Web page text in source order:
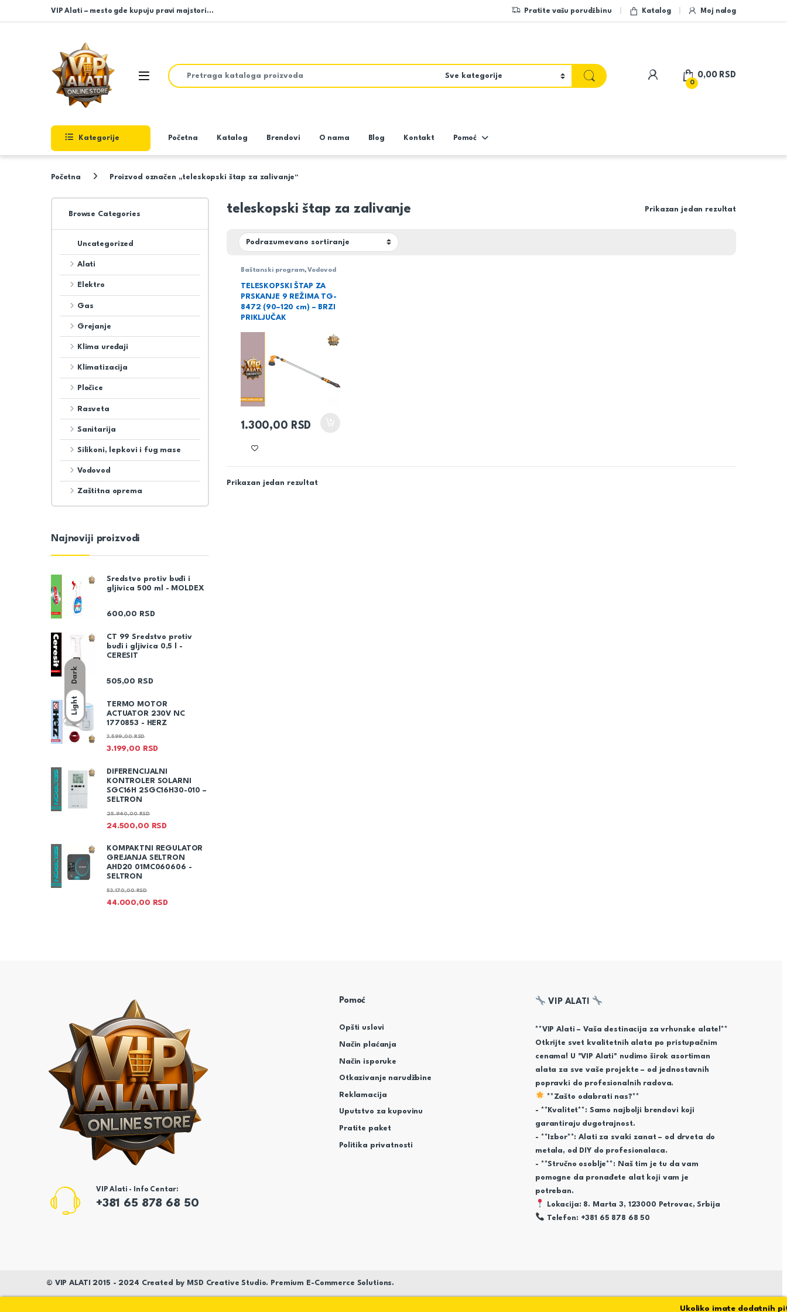
Dark
Light
Skip to navigation
Skip to content
VIP Alati – mesto gde kupuju pravi majstori… Pratite vašu porudžbinu Katalog Moj nalog
Open
Search for:
My Account
0
0,00 RSD
Kategorije Početna Katalog Brendovi O nama Blog Kontakt Pomoć
Početna Proizvod označen „teleskopski štap za zalivanje“
teleskopski štap za zalivanje Prikazan jedan rezultat
Baštanski program,Vodovod
TELESKOPSKI ŠTAP ZA
PRSKANJE 9 REŽIMA TG-
8472 (90–120 cm) – BRZI
PRIKLJUČAK
1.300,00 RSD
Prikazan jedan rezultat
Browse Categories
Uncategorized
Alati
Elektro
Gas
Grejanje
Klima uređaji
Klimatizacija
Pločice
Rasveta
Sanitarija
Silikoni, lepkovi i fug mase
Vodovod
Zaštitna oprema
Najnoviji proizvodi
Sredstvo protiv buđi i
gljivica 500 ml - MOLDEX
600,00 RSD
CT 99 Sredstvo protiv
buđi i gljivica 0,5 l -
CERESIT
505,00 RSD
TERMO MOTOR
ACTUATOR 230V NC
1770853 - HERZ
3.199,00 RSD
3.599,00RSD
DIFERENCIJALNI
KONTROLER SOLARNI
SGC16H 2SGC16H30-010 –
SELTRON
24.500,00 RSD
25.940,00RSD
KOMPAKTNI REGULATOR
GREJANJA SELTRON
AHD20 01MC060606 -
SELTRON
44.000,00 RSD
53.170,00RSD
VIP Alati - Info Centar:
+381 65 878 68 50
Pomoć
Opšti uslovi
Način plaćanja
Način isporuke
Otkazivanje narudžbine
Reklamacija
Uputstvo za kupovinu
Pratite paket
Politika privatnosti
VIP ALATI
**VIP Alati – Vaša destinacija za vrhunske alate!**
Otkrijte svet kvalitetnih alata po pristupačnim
cenama! U "VIP Alati" nudimo širok asortiman
alata za sve vaše projekte – od jednostavnih
popravki do profesionalnih radova.
**Zašto odabrati nas?**
- **Kvalitet**: Samo najbolji brendovi koji
garantiraju dugotrajnost.
- **Izbor**: Alati za svaki zanat – od drveta do
metala, od DIY do profesionalaca.
- **Stručno osoblje**: Naš tim je tu da vam
pomogne da pronađete alat koji vam je
potreban.
Lokacija: 8. Marta 3, 123000 Petrovac, Srbija
Telefon: +381 65 878 68 50
© VIP ALATI 2015 - 2024 Created by MSD Creative Studio. Premium E-Commerce Solutions.
Ukoliko imate dodatnih